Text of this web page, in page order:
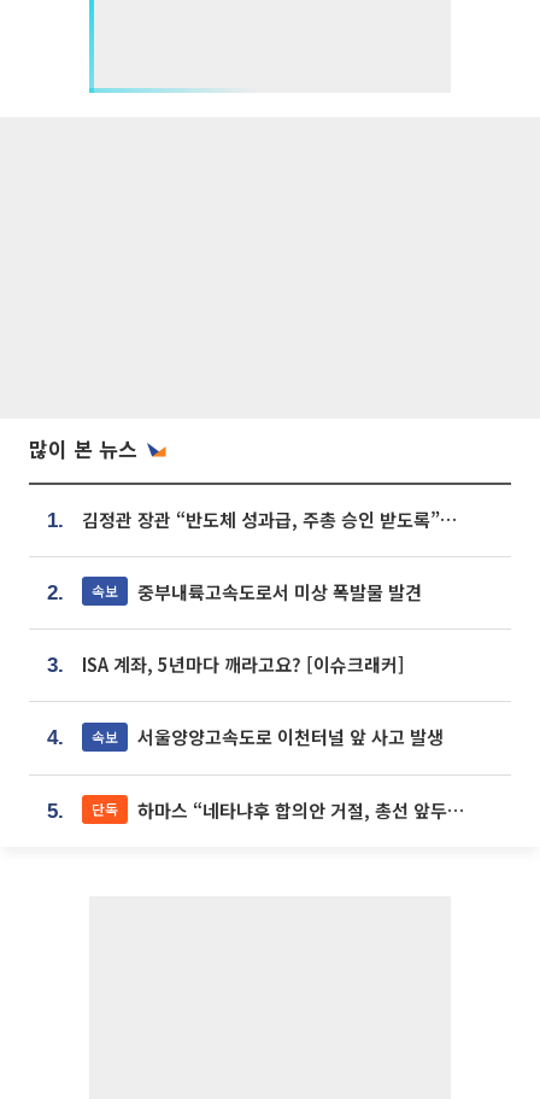
많이 본 뉴스
1. 김정관 장관 “반도체 성과급, 주총 승인 받도록”…상법·자본시장법 개정 시사
2. 속보 중부내륙고속도로서 미상 폭발물 발견
3. ISA 계좌, 5년마다 깨라고요? [이슈크래커]
4. 속보 서울양양고속도로 이천터널 앞 사고 발생
5. 단독 하마스 “네타냐후 합의안 거절, 총선 앞두고 시간 끌기”